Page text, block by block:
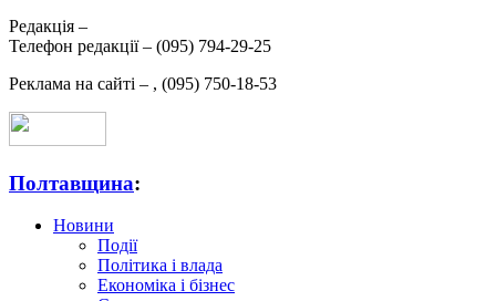
Редакція –
Телефон редакції – (095) 794-29-25
Реклама на сайті – , (095) 750-18-53
Полтавщина:
Новини
Події
Політика і влада
Економіка і бізнес